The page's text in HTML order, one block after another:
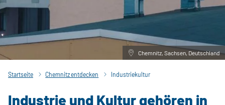
Chemnitz, Sachsen, Deutschland
Startseite Chemnitz entdecken Industriekultur
Industrie und Kultur gehören in